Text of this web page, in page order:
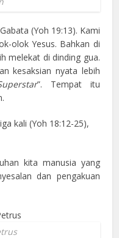
(Yoh 19:13). Kami
olok Yesus. Bahkan di
melekat di dinding gua.
kesaksian nyata lebih
”. Tempat itu
kali (Yoh 18:12-25),
kita manusia yang
dan pengakuan